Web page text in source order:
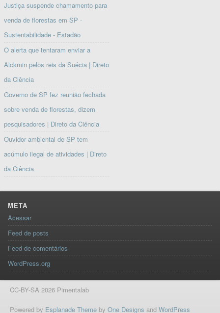
Justiça suspende chamamento para
venda de florestas em SP -
Sustentabilidade - Estadão
O alerta que tentaram enviar a
Alckmin pelos reis da Suécia | Direto
da Ciência
Governo de SP fez reunião fechada
sobre venda de florestas, dizem
pesquisadores | Direto da Ciência
Ouvidor ambiental de SP tem
acúmulo ilegal de atividades | Direto
da Ciência
META
Acessar
Feed de posts
Feed de comentários
WordPress.org
CC-BY-SA 2026 Pimentalab
Powered by Esplanade Theme by One Designs and WordPress